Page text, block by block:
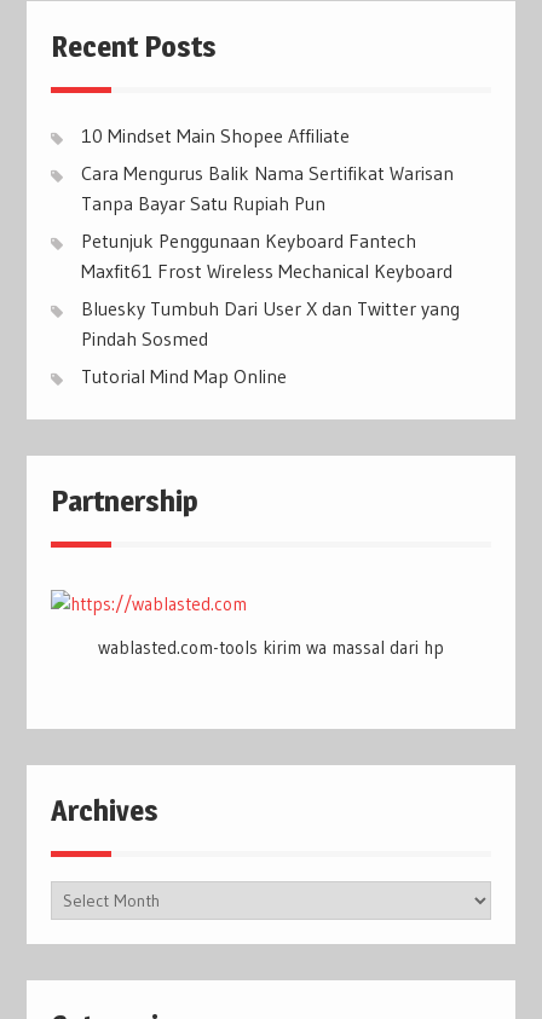
Recent Posts
10 Mindset Main Shopee Affiliate
Cara Mengurus Balik Nama Sertifikat Warisan
Tanpa Bayar Satu Rupiah Pun
Petunjuk Penggunaan Keyboard Fantech
Maxfit61 Frost Wireless Mechanical Keyboard
Bluesky Tumbuh Dari User X dan Twitter yang
Pindah Sosmed
Tutorial Mind Map Online
Partnership
wablasted.com-tools kirim wa massal dari hp
Archives
Archives